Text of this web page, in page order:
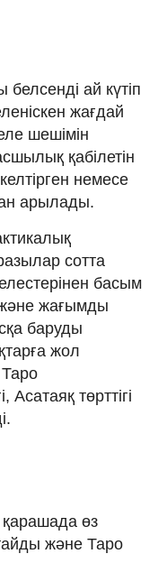
ай күтіп
жағдай
шешімін
қабілетін
немесе
арылады.
сотта
басым
және жағымды
баруды
жол
төрттігі
өз
және Таро